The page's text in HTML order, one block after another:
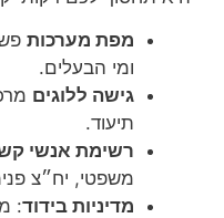
מפת מערכות
ומי הבעלים.
גישה ללוגים
תיעוד.
רשימת אנשי
משפטי, יח״צ
מדיניות בידוד: